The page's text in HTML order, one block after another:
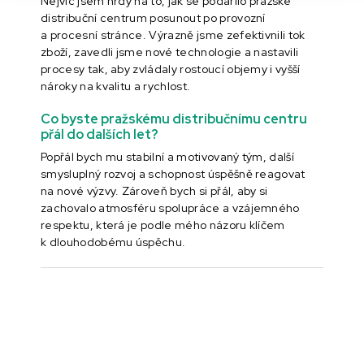
distribuční centrum posunout po provozní
a procesní stránce. Výrazně jsme zefektivnili tok
zboží, zavedli jsme nové technologie a nastavili
procesy tak, aby zvládaly rostoucí objemy i vyšší
nároky na kvalitu a rychlost.
Co byste pražskému distribučnímu centru
přál do dalších let?
Popřál bych mu stabilní a motivovaný tým, další
smysluplný rozvoj a schopnost úspěšně reagovat
na nové výzvy. Zároveň bych si přál, aby si
zachovalo atmosféru spolupráce a vzájemného
respektu, která je podle mého názoru klíčem
k dlouhodobému úspěchu.